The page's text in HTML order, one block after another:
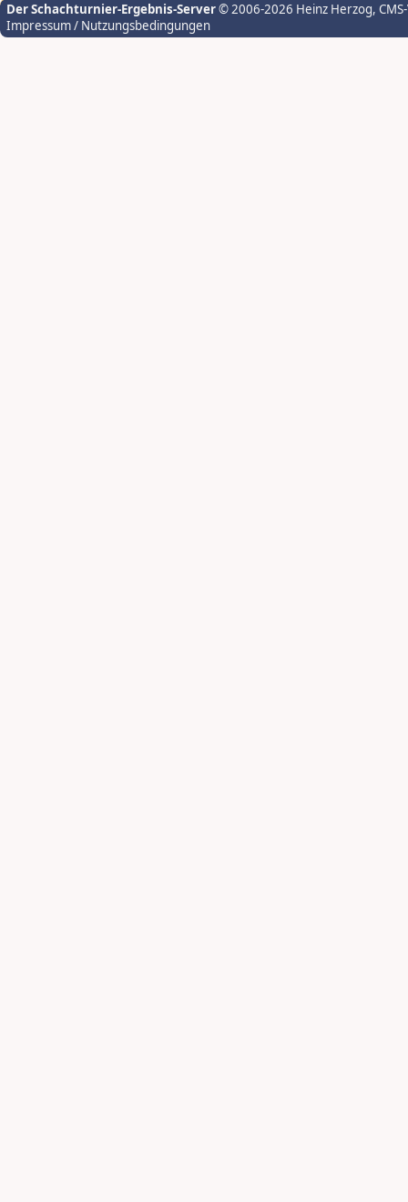
Der Schachturnier-Ergebnis-Server© 2006-2026 Heinz Herzog,
Impressum / Nutzungsbedingungen